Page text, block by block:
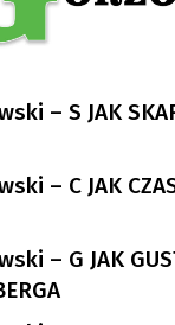
– S JAK
– C JAK
– G JAK